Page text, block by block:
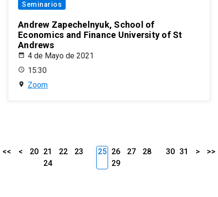
Seminarios
Andrew Zapechelnyuk, School of
Economics and Finance University of St
Andrews
4 de Mayo de 2021
15:30
Zoom
<< < 20 21 22
23
24
25 26 27
28
29
30 31 > >>